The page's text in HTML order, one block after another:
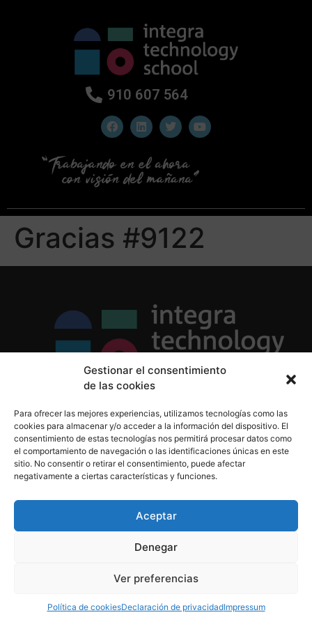
Gestionar el consentimiento
de las cookies
Para ofrecer las mejores experiencias, utilizamos tecnologías como las
cookies para almacenar y/o acceder a la información del dispositivo. El
consentimiento de estas tecnologías nos permitirá procesar datos como
el comportamiento de navegación o las identificaciones únicas en este
sitio. No consentir o retirar el consentimiento, puede afectar
negativamente a ciertas características y funciones.
Aceptar
Denegar
Ver preferencias
Política de cookiesDeclaración de privacidadImpressum
910 607 564
Gracias #9122
Política de Cookies
Aviso Legal
910 607 564
derechos reservados